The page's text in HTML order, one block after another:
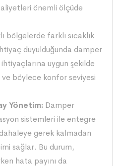
önemli ölçüde
bölgelerde farklı sıcaklık
duyulduğunda damper
uygun şekilde
ve böylece konfor seviyesi
Yönetim: Damper
sistemleri ile entegre
gerek kalmadan
sağlar. Bu durum,
hata payını da